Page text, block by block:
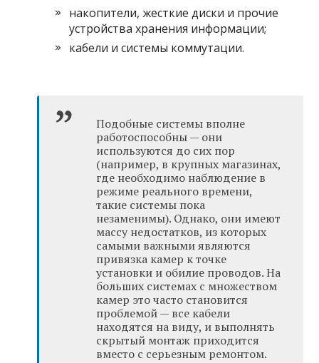
накопители, жесткие диски и прочие
устройства хранения информации;
кабели и системы коммутации.
Подобные системы вполне
работоспособны — они
используются до сих пор
(например, в крупных магазинах,
где необходимо наблюдение в
режиме реального времени,
такие системы пока
незаменимы). Однако, они имеют
массу недостатков, из которых
самыми важными являются
привязка камер к точке
установки и обилие проводов. На
больших системах с множеством
камер это часто становится
проблемой — все кабели
находятся на виду, и выполнять
скрытый монтаж приходится
вместо с серьезным ремонтом.